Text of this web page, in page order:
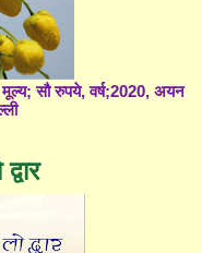
सौ रुपये, वर्ष;2020, अयन